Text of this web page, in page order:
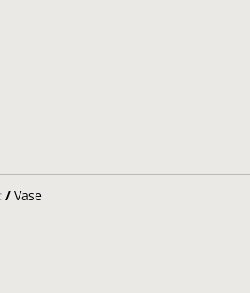
/ Vase